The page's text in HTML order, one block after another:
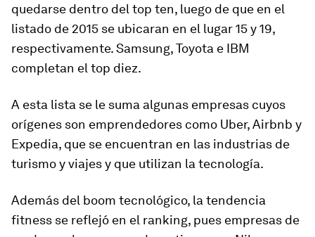
quedarse dentro del top ten, luego de que en el
listado de 2015 se ubicaran en el lugar 15 y 19,
respectivamente. Samsung, Toyota e IBM
completan el top diez.
A esta lista se le suma algunas empresas cuyos
orígenes son emprendedores como Uber, Airbnb y
Expedia, que se encuentran en las industrias de
turismo y viajes y que utilizan la tecnología.
Además del boom tecnológico, la tendencia
fitness se reflejó en el ranking, pues empresas de